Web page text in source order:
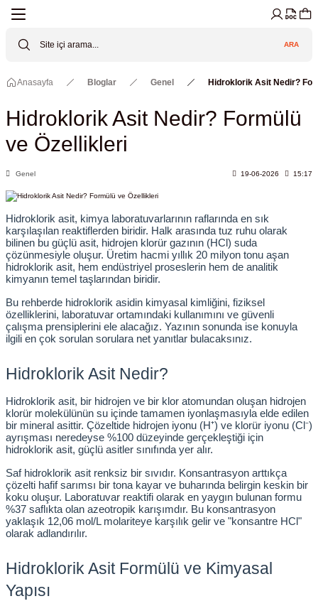
Cihazları
(Lineer Shaker)
Malzemeler
ve Sarfları
Boosters
Driven Pumps /HIP Hava Tahrikli
Hunileri
(Datalogger)
ARA
Anasayfa Bloglar Genel Hidroklorik Asit Nedir?
Hidroklorik Asit Nedir? Formülü
ve Özellikleri
Genel 19-06-2026 15:17
Hidroklorik asit, kimya laboratuvarlarının raflarında en sık
karşılaşılan reaktiflerden biridir. Halk arasında tuz ruhu olarak
bilinen bu güçlü asit, hidrojen klorür gazının (HCl) suda
çözünmesiyle oluşur. Üretim hacmi yıllık 20 milyon tonu aşan
hidroklorik asit, hem endüstriyel proseslerin hem de analitik
kimyanın temel taşlarından biridir.
Bu rehberde hidroklorik asidin kimyasal kimliğini, fiziksel
özelliklerini, laboratuvar ortamındaki kullanımını ve güvenli
çalışma prensiplerini ele alacağız. Yazının sonunda ise konuyla
ilgili en çok sorulan sorulara net yanıtlar bulacaksınız.
Hidroklorik Asit Nedir?
Hidroklorik asit, bir hidrojen ve bir klor atomundan oluşan hidrojen
klorür molekülünün su içinde tamamen iyonlaşmasıyla elde edilen
bir mineral asittir. Çözeltide hidrojen iyonu (H⁺) ve klorür iyonu (Cl⁻)
ayrışması neredeyse %100 düzeyinde gerçekleştiği için
hidroklorik asit, güçlü asitler sınıfında yer alır.
Saf hidroklorik asit renksiz bir sıvıdır. Konsantrasyon arttıkça
çözelti hafif sarımsı bir tona kayar ve buharında belirgin keskin bir
koku oluşur. Laboratuvar reaktifi olarak en yaygın bulunan formu
%37 saflıkta olan azeotropik karışımdır. Bu konsantrasyon
yaklaşık 12,06 mol/L molariteye karşılık gelir ve "konsantre HCl"
olarak adlandırılır.
Hidroklorik Asit Formülü ve Kimyasal
Yapısı